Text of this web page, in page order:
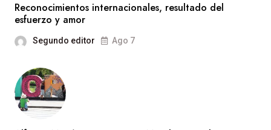
Reconocimientos internacionales, resultado del
esfuerzo y amor
Segundo editor Ago 7